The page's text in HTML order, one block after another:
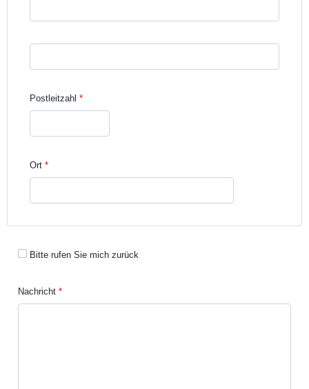
Straße und Hausnummer Zeile 3
Postleitzahl
Ort
Bitte rufen Sie mich zurück
Nachricht